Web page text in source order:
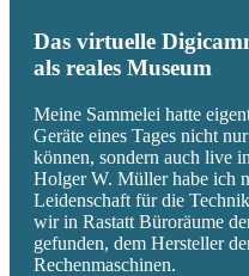
Das virtuelle
als reales Museum
Meine Sammelei hatte
Geräte eines Tages nicht
können, sondern auch live
Holger W. Müller habe ich
Leidenschaft für die
wir in Rastatt Büroräume
gefunden, dem Hersteller
Rechenmaschinen.